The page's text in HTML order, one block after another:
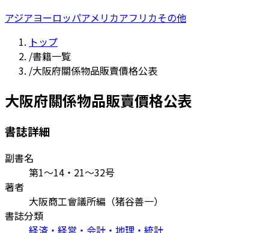
アジアヨーロッパアメリカアフリカその他
トップ
/書籍一覧
/大阪府關係物品販賣價格公表
大阪府關係物品販賣價格公表
書誌詳細
副書名
第1～14・21～32号
著者
大阪商工會議所編（猪谷善一）
書誌分類
経済・経営・会計・地理・統計